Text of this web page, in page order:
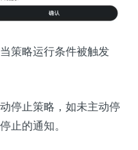
策略运行条件被触发
停止策略，如未主动停
止的通知。